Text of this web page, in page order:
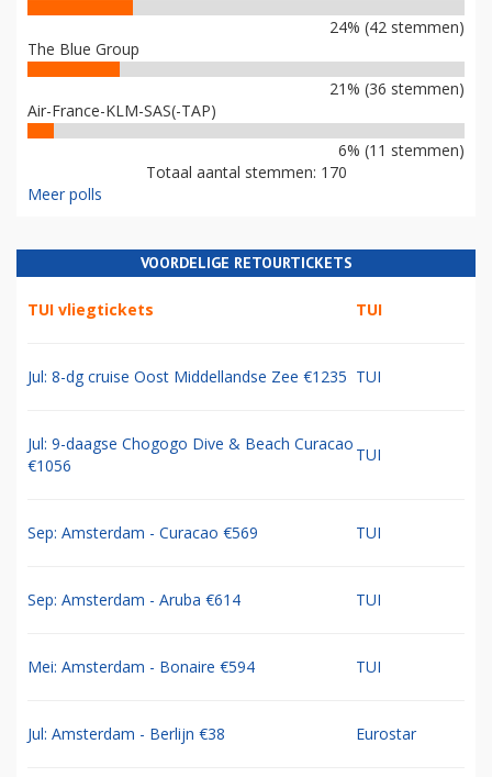
24% (42 stemmen)
The Blue Group
21% (36 stemmen)
Air-France-KLM-SAS(-TAP)
6% (11 stemmen)
Totaal aantal stemmen: 170
Meer polls
VOORDELIGE RETOURTICKETS
TUI vliegtickets TUI
Jul: 8-dg cruise Oost Middellandse Zee €1235 TUI
Jul: 9-daagse Chogogo Dive & Beach Curacao
€1056
TUI
Sep: Amsterdam - Curacao €569 TUI
Sep: Amsterdam - Aruba €614 TUI
Mei: Amsterdam - Bonaire €594 TUI
Jul: Amsterdam - Berlijn €38 Eurostar